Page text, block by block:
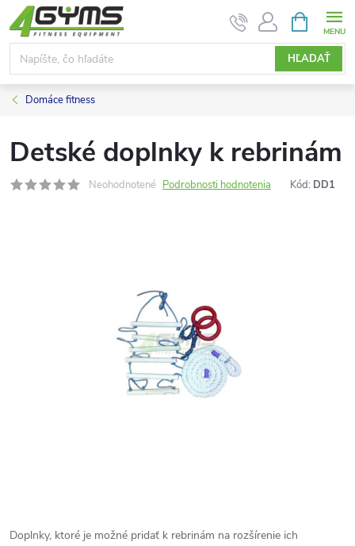
Prejsť
na
obsah
HĽADAŤ
KOŠÍK
Domáce fitness
Detské doplnky k rebrinám
Neohodnotené Podrobnosti hodnotenia Kód: DD1
Doplnky, ktoré je možné pridať k rebrinám na rozšírenie ich